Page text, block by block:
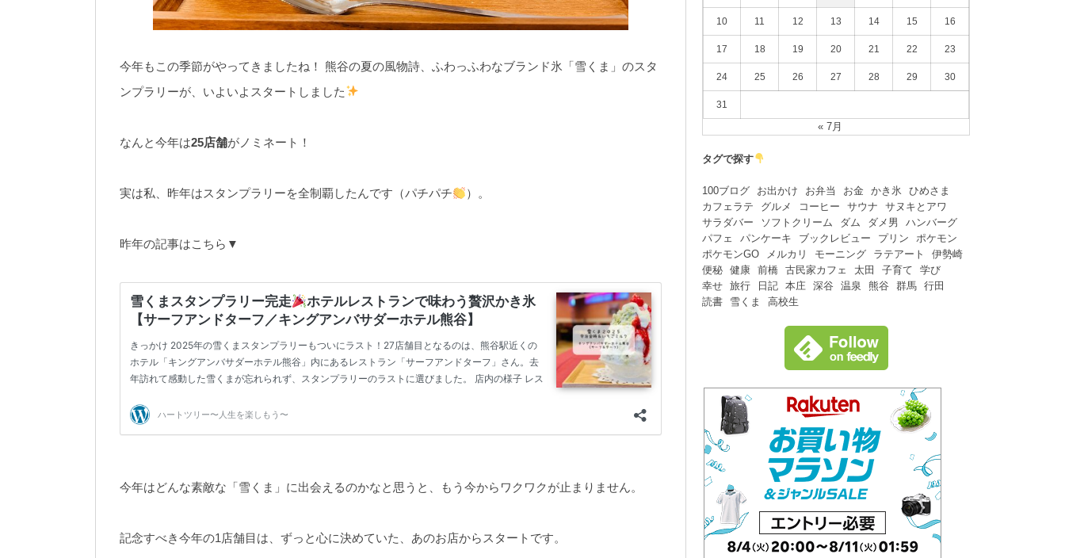
今年もこの季節がやってきましたね！ 熊谷の夏の風物詩、ふわっふわなブランド氷「雪くま」のスタ
ンプラリーが、いよいよスタートしました
なんと今年は25店舗がノミネート！
実は私、昨年はスタンプラリーを全制覇したんです（パチパチ ）。
昨年の記事はこちら▼
今年はどんな素敵な「雪くま」に出会えるのかなと思うと、もう今からワクワクが止まりません。
記念すべき今年の1店舗目は、ずっと心に決めていた、あのお店からスタートです。
10 11 12 13 14 15 16
17 18 19 20 21 22 23
24 25 26 27 28 29 30
31
« 7月
タグで探す
100ブログ お出かけ お弁当 お金 かき氷 ひめさま
カフェラテ
グルメ コーヒー サウナ
サヌキとアワ
サラダバー
ソフトクリーム ダム ダメ男
ハンバーグ
パフェ
パンケーキ ブックレビュー プリン
ポケモン
ポケモンGO
メルカリ モーニング ラテアート
伊勢崎
便秘 健康 前橋 古民家カフェ 太田 子育て
学び
幸せ 旅行 日記 本庄 深谷 温泉 熊谷 群馬 行田
読書
雪くま 高校生